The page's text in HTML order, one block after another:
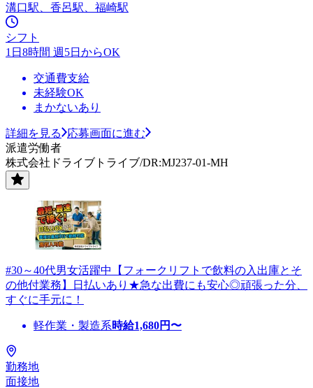
溝口駅、香呂駅、福崎駅
シフト
1日8時間 週5日からOK
交通費支給
未経験OK
まかないあり
詳細を見る
応募画面に進む
派遣労働者
株式会社ドライブトライブ/DR:MJ237-01-MH
#30～40代男女活躍中【フォークリフトで飲料の入出庫とそ
の他付業務】日払いあり★急な出費にも安心◎頑張った分、
すぐに手元に！
軽作業・製造系時給1,680円〜
勤務地
面接地